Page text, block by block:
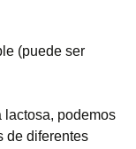
(puede ser
lactosa, podemos
de diferentes